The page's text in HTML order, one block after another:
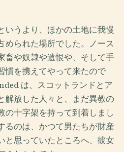
いうより、ほかの土地に我慢
められた場所でした。ノース
畜や奴隷や遺恨や、そして手
慣を携えてやって来たので
は、スコットランドとア
解放した人々と、まだ異教の
の十字架を持って到着しまし
るのは、かつて男たちが財産
と思っていたところへ、彼女